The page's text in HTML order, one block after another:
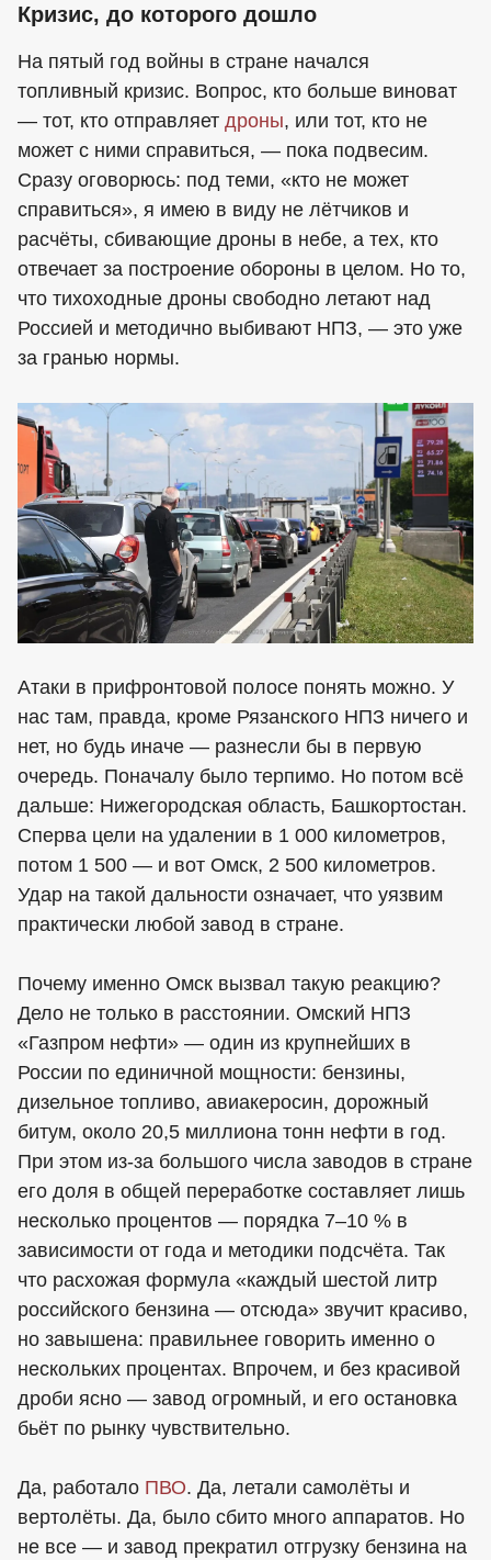
Кризис, до которого дошло
На пятый год войны в стране начался
топливный кризис. Вопрос, кто больше виноват
— тот, кто отправляет дроны, или тот, кто не
может с ними справиться, — пока подвесим.
Сразу оговорюсь: под теми, «кто не может
справиться», я имею в виду не лётчиков и
расчёты, сбивающие дроны в небе, а тех, кто
отвечает за построение обороны в целом. Но то,
что тихоходные дроны свободно летают над
Россией и методично выбивают НПЗ, — это уже
за гранью нормы.
Атаки в прифронтовой полосе понять можно. У
нас там, правда, кроме Рязанского НПЗ ничего и
нет, но будь иначе — разнесли бы в первую
очередь. Поначалу было терпимо. Но потом всё
дальше: Нижегородская область, Башкортостан.
Сперва цели на удалении в 1 000 километров,
потом 1 500 — и вот Омск, 2 500 километров.
Удар на такой дальности означает, что уязвим
практически любой завод в стране.
Почему именно Омск вызвал такую реакцию?
Дело не только в расстоянии. Омский НПЗ
«Газпром нефти» — один из крупнейших в
России по единичной мощности: бензины,
дизельное топливо, авиакеросин, дорожный
битум, около 20,5 миллиона тонн нефти в год.
При этом из-за большого числа заводов в стране
его доля в общей переработке составляет лишь
несколько процентов — порядка 7–10 % в
зависимости от года и методики подсчёта. Так
что расхожая формула «каждый шестой литр
российского бензина — отсюда» звучит красиво,
но завышена: правильнее говорить именно о
нескольких процентах. Впрочем, и без красивой
дроби ясно — завод огромный, и его остановка
бьёт по рынку чувствительно.
Да, работало ПВО. Да, летали самолёты и
вертолёты. Да, было сбито много аппаратов. Но
не все — и завод прекратил отгрузку бензина на